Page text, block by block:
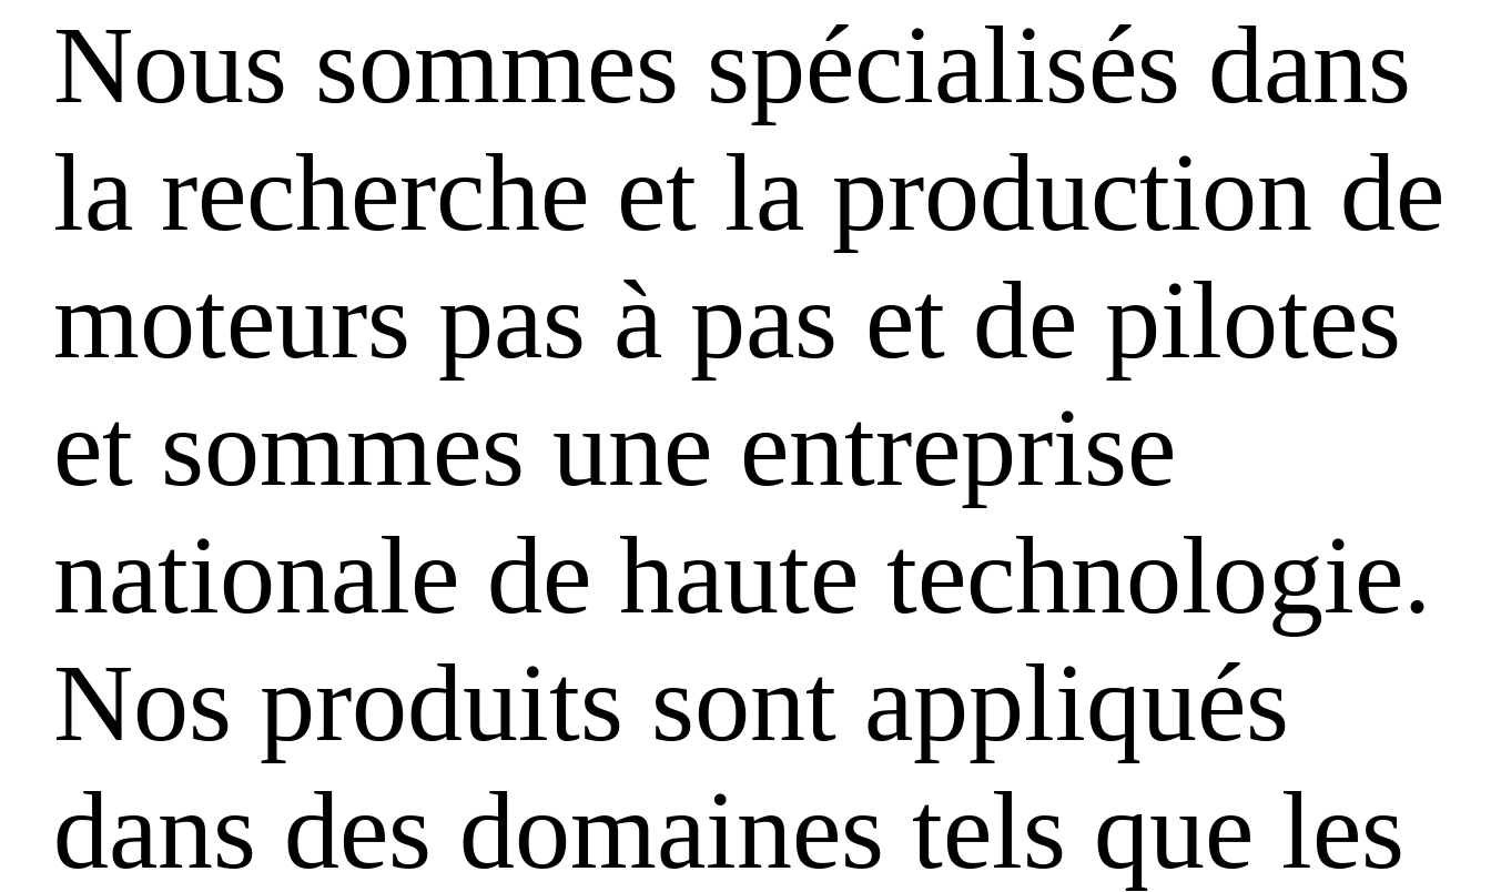
Nous sommes spécialisés dans
la recherche et la production de
moteurs pas à pas et de pilotes
et sommes une entreprise
nationale de haute technologie.
Nos produits sont appliqués
dans des domaines tels que les